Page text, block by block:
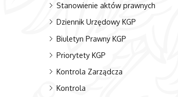
Stanowienie aktów prawnych
Dziennik Urzędowy KGP
Biuletyn Prawny KGP
Priorytety KGP
Kontrola Zarządcza
Kontrola